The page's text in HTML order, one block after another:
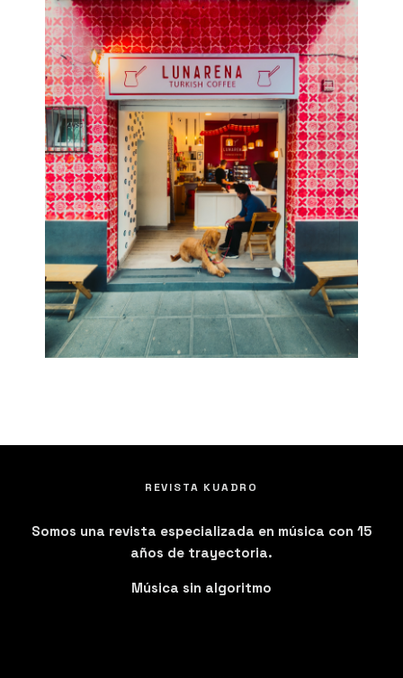
REVISTA KUADRO
Somos una revista especializada en música con 15
años de trayectoria.
Música sin algoritmo